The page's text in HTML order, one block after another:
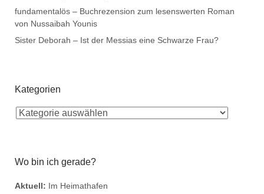
fundamentalös – Buchrezension zum lesenswerten Roman
von Nussaibah Younis
Sister Deborah – Ist der Messias eine Schwarze Frau?
Kategorien
Wo bin ich gerade?
Aktuell: Im Heimathafen